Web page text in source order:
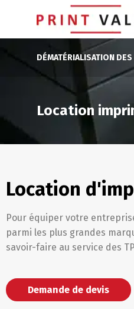
DÉMATÉRIALISATION
Location
Location
Pour équiper votre
parmi les plus grandes
savoir-faire au service des
Demande de devis